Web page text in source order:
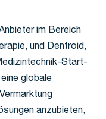
im Bereich
und Dentroid,
Start-
globale
anzubieten,